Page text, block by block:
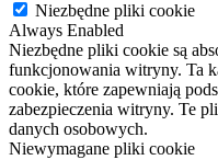
Niezbędne pliki cookie
Always Enabled
Niezbędne pliki cookie są
funkcjonowania witryny. Ta
cookie, które zapewniają
zabezpieczenia witryny. Te
danych osobowych.
Niewymagane pliki cookie